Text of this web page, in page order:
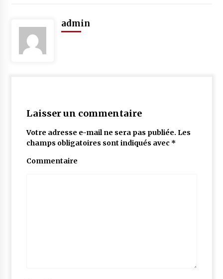
admin
Laisser un commentaire
Votre adresse e-mail ne sera pas publiée. Les
champs obligatoires sont indiqués avec *
Commentaire